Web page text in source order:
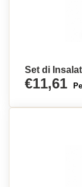
Set di
€11,61